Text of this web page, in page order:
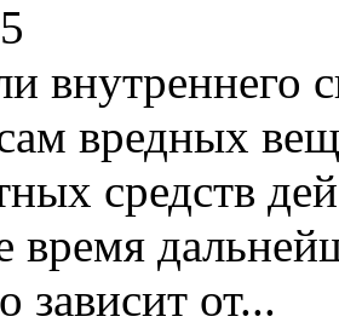
внутреннего
вредных
средств
время
зависит от...